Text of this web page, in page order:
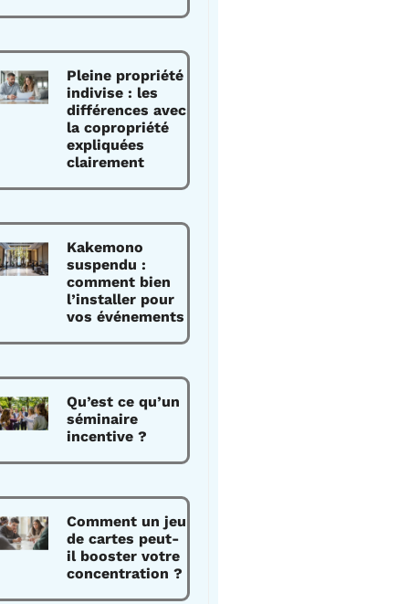
Pleine propriété
indivise : les
différences avec
la copropriété
expliquées
clairement
Kakemono
suspendu :
comment bien
l’installer pour
vos événements
Qu’est ce qu’un
séminaire
incentive ?
Comment un jeu
de cartes peut-
il booster votre
concentration ?